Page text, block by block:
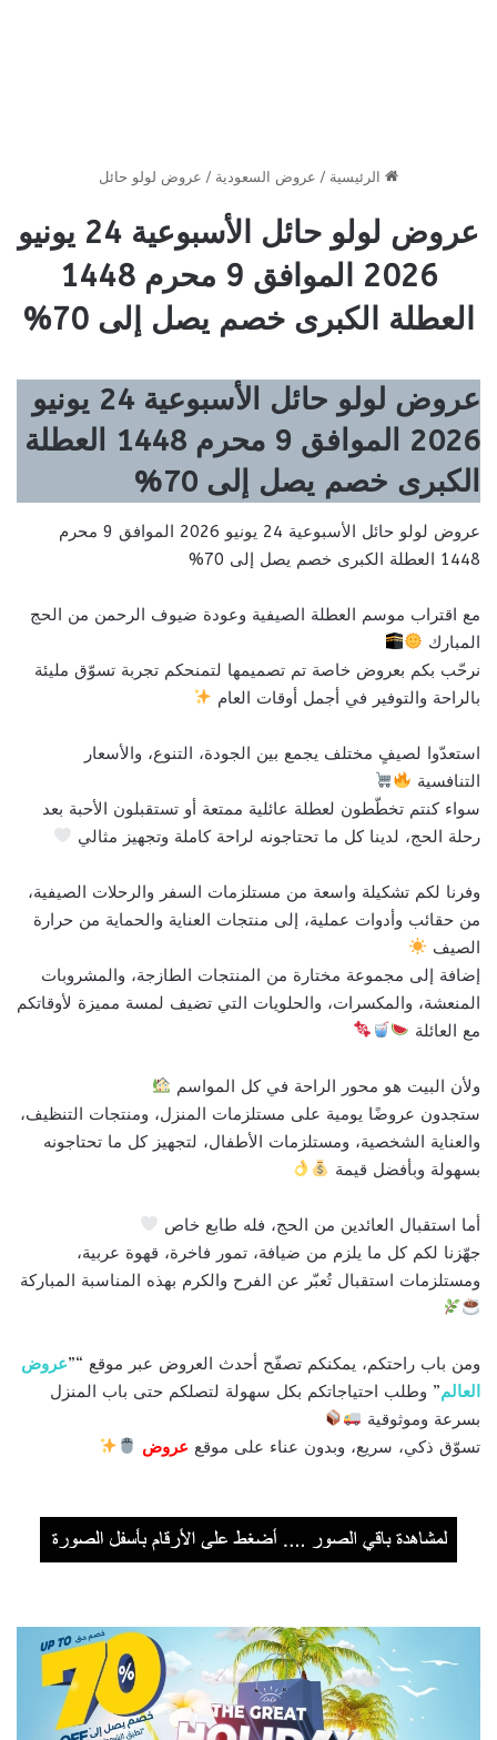
الرئيسية / عروض السعودية / عروض لولو حائل
عروض لولو حائل الأسبوعية 24 يونيو
2026 الموافق 9 محرم 1448
العطلة الكبرى خصم يصل إلى 70%
عروض لولو حائل الأسبوعية 24 يونيو
2026 الموافق 9 محرم 1448 العطلة
الكبرى خصم يصل إلى 70%
عروض لولو حائل الأسبوعية 24 يونيو 2026 الموافق 9 محرم
1448 العطلة الكبرى خصم يصل إلى 70%
مع اقتراب موسم العطلة الصيفية وعودة ضيوف الرحمن من الحج
المبارك
نرحّب بكم بعروض خاصة تم تصميمها لتمنحكم تجربة تسوّق مليئة
بالراحة والتوفير في أجمل أوقات العام
استعدّوا لصيفٍ مختلف يجمع بين الجودة، التنوع، والأسعار
التنافسية
سواء كنتم تخطّطون لعطلة عائلية ممتعة أو تستقبلون الأحبة بعد
رحلة الحج، لدينا كل ما تحتاجونه لراحة كاملة وتجهيز مثالي
وفرنا لكم تشكيلة واسعة من مستلزمات السفر والرحلات الصيفية،
من حقائب وأدوات عملية، إلى منتجات العناية والحماية من حرارة
الصيف
إضافة إلى مجموعة مختارة من المنتجات الطازجة، والمشروبات
المنعشة، والمكسرات، والحلويات التي تضيف لمسة مميزة لأوقاتكم
مع العائلة
ولأن البيت هو محور الراحة في كل المواسم
ستجدون عروضًا يومية على مستلزمات المنزل، ومنتجات التنظيف،
والعناية الشخصية، ومستلزمات الأطفال، لتجهيز كل ما تحتاجونه
بسهولة وبأفضل قيمة
أما استقبال العائدين من الحج، فله طابع خاص
جهّزنا لكم كل ما يلزم من ضيافة، تمور فاخرة، قهوة عربية،
ومستلزمات استقبال تُعبّر عن الفرح والكرم بهذه المناسبة المباركة
ومن باب راحتكم، يمكنكم تصفّح أحدث العروض عبر موقع “”عروض
العالم” وطلب احتياجاتكم بكل سهولة لتصلكم حتى باب المنزل
بسرعة وموثوقية
تسوّق ذكي، سريع، وبدون عناء على موقع عروض